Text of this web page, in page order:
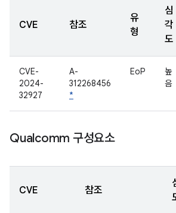
CVE 참조
유
형
심
각
도
CVE-
2024-
32927
A-
312268456
*
EoP
높
음
Qualcomm 구성요소
CVE 참조